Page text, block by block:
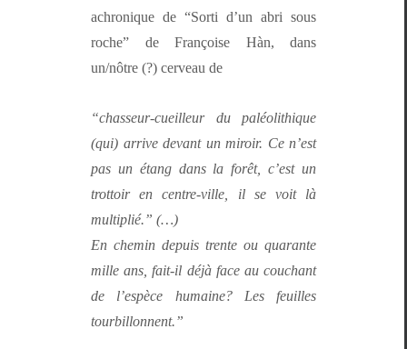
achronique de “Sor­ti d’un abri sous
roche” de Françoise Hàn, dans
un/nôtre (?) cerveau de
“chas­seur-cueilleur du paléolithique
(qui) arrive devant un miroir. Ce n’est
pas un étang dans la forêt, c’est un
trot­toir en cen­tre-ville, il se voit là
multiplié.” (…)
En chemin depuis trente ou quar­ante
mille ans, fait-il déjà face au couchant
de l’e­spèce humaine? Les feuilles
tourbillonnent.”